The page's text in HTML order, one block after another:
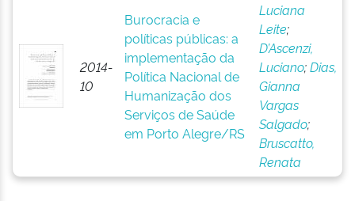
2014-
10
Burocracia e
políticas públicas: a
implementação da
Política Nacional de
Humanização dos
Serviços de Saúde
em Porto Alegre/RS
Luciana
Leite;
D’Ascenzi,
Luciano;Dias,
Gianna
Vargas
Salgado;
Bruscatto,
Renata